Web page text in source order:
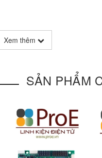
Xem thêm
SẢN PHẨM